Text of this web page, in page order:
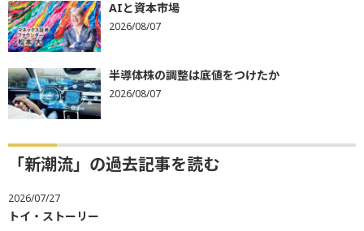
AIと資本市場
2026/08/07
半導体株の調整は底値をつけたか
2026/08/07
「新潮流」の過去記事を読む
2026/07/27
トイ・ストーリー